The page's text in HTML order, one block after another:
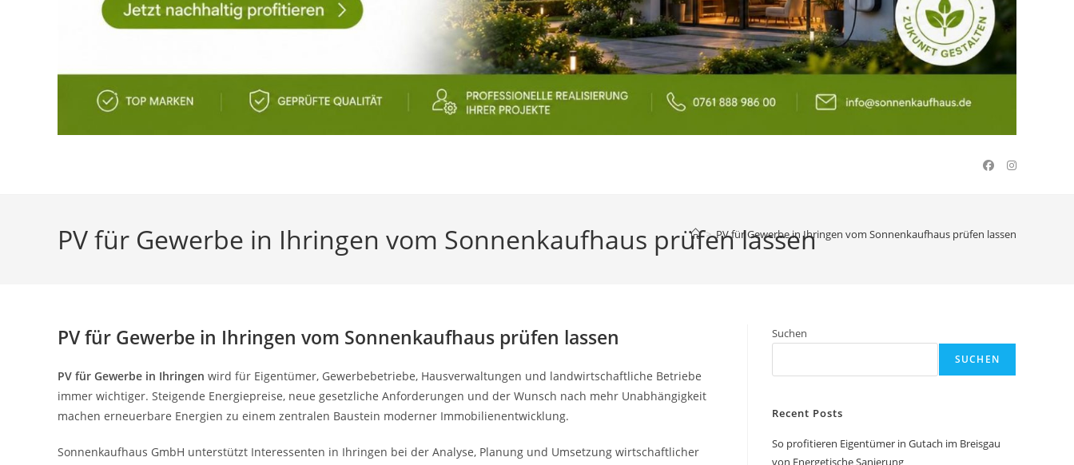
PV für Gewerbe in Ihringen vom Sonnenkaufhaus prüfen lassen
> PV für Gewerbe in Ihringen vom Sonnenkaufhaus prüfen lassen
PV für Gewerbe in Ihringen vom Sonnenkaufhaus prüfen lassen
PV für Gewerbe in Ihringen wird für Eigentümer, Gewerbebetriebe, Hausverwaltungen und landwirtschaftliche Betriebe
immer wichtiger. Steigende Energiepreise, neue gesetzliche Anforderungen und der Wunsch nach mehr Unabhängigkeit
machen erneuerbare Energien zu einem zentralen Baustein moderner Immobilienentwicklung.
Sonnenkaufhaus GmbH unterstützt Interessenten in Ihringen bei der Analyse, Planung und Umsetzung wirtschaftlicher
Suchen
SUCHEN
Recent Posts
So profitieren Eigentümer in Gutach im Breisgau
von Energetische Sanierung